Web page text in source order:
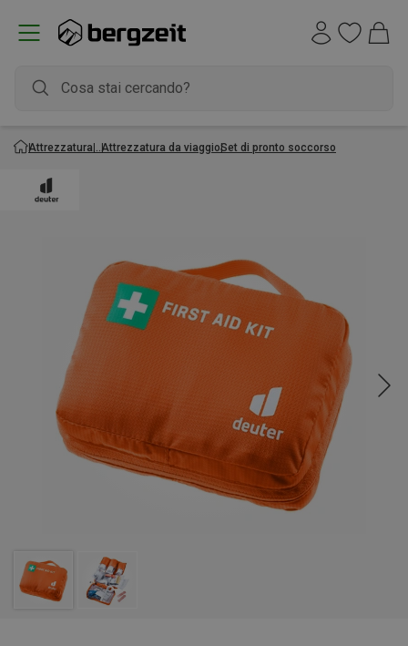
Attrezzatura Attrezzatura da viaggioSet di pronto soccorso